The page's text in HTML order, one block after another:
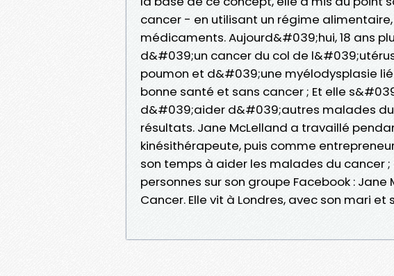
cancer - en utilisant un régime
médicaments. Aujourd&#039;hui, 18 ans
d&#039;un cancer du col de
poumon et d&#039;une myélodysplasie
bonne santé et sans cancer ; Et elle
d&#039;aider d&#039;autres malades
résultats. Jane McLelland a travaillé
kinésithérapeute, puis comme
son temps à aider les malades du cancer
personnes sur son groupe Facebook :
Cancer. Elle vit à Londres, avec son mari et